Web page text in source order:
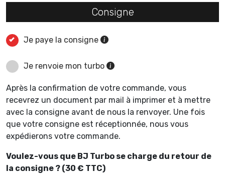
Consigne
Je paye la consigne
Je renvoie mon turbo
Après la confirmation de votre commande, vous
recevrez un document par mail à imprimer et à mettre
avec la consigne avant de nous la renvoyer. Une fois
que votre consigne est réceptionnée, nous vous
expédierons votre commande.
Voulez-vous que BJ Turbo se charge du retour de
la consigne ? (30 € TTC)